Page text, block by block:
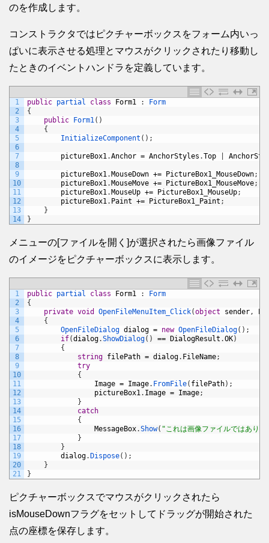
のを作成します。
コンストラクタではピクチャーボックスをフォーム内いっ
ぱいに表示させる処理とマウスがクリックされたり移動し
たときのイベントハンドラを定義しています。
1
2
3
4
5
6
7
8
9
10
11
12
13
14
public partial class Form1 :
Form
{
public
Form1( )
{
InitializeComponent ( ) ;
pictureBox1.Anchor = AnchorStyles .Top
pictureBox1. MouseDown += PictureBox1_MouseDown;
pictureBox1. MouseMove += PictureBox1_MouseMove;
pictureBox1. MouseUp += PictureBox1_MouseUp;
pictureBox1. Paint += PictureBox1_Paint ;
}
}
メニューの[ファイルを開く]が選択されたら画像ファイル
のイメージをピクチャーボックスに表示します。
1
2
3
4
5
6
7
8
9
10
11
12
13
14
15
16
17
18
19
20
21
public partial class Form1 :
Form
{
private void OpenFileMenuItem_Click(object sender,
{
OpenFileDialog dialog = new OpenFileDialog( ) ;
if(dialog.ShowDialog( ) == DialogResult .OK)
{
string filePath = dialog. FileName;
try
{
Image = Image. FromFile( filePath) ;
pictureBox1. Image = Image;
}
catch
{
MessageBox.Show( "これは画像ファイルではあり
}
}
dialog. Dispose( ) ;
}
}
ピクチャーボックスでマウスがクリックされたら
isMouseDownフラグをセットしてドラッグが開始された
点の座標を保存します。